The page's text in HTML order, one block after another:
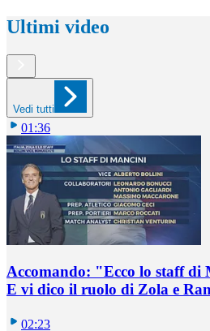
Ultimi video
Vedi tutti
01:36
Accomando: "Ecco lo staff di
E vi dico il ruolo di Zola e
02:23